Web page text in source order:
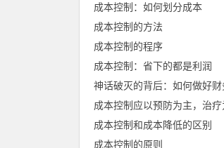
成本控制：如何划分成本
成本控制的方法
成本控制的程序
成本控制：省下的都是利润
神话破灭的背后：如何做好财
成本控制应以预防为主，治
成本控制和成本降低的区别
成本控制的原则